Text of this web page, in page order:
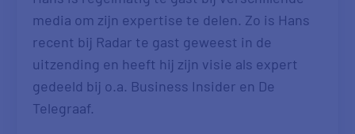
media om zijn expertise te delen. Zo is Hans
recent bij Radar te gast geweest in de
uitzending en heeft hij zijn visie als expert
gedeeld bij o.a. Business Insider en De
Telegraaf.